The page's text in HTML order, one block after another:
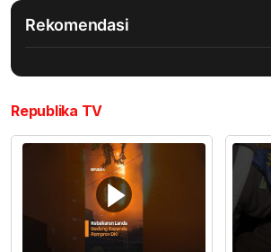
Rekomendasi
Republika TV